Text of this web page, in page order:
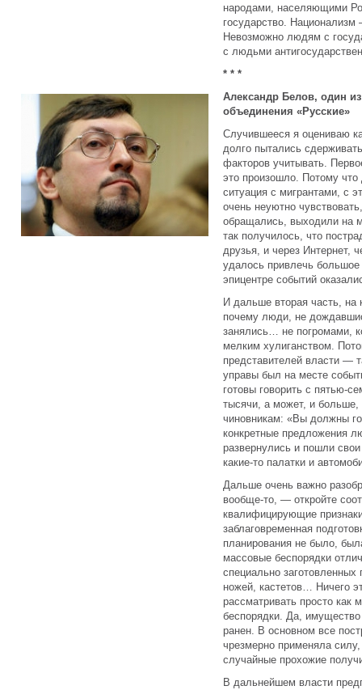
народами, населяющими
государство. Национализм
Невозможно людям с
с людьми
* * *
Александр Белов, один
объединения «Русские»
Случившееся я оцениваю
долго пытались
факторов учитывать.
это произошло. Потому
ситуация с мигрантами, с
очень неуютно
обращались, выходили на
так получилось, что
друзья, и через Интернет,
удалось привлечь
эпицентре событий
И дальше вторая часть,
почему люди, не
занялись… не погромами,
мелким хулиганством.
представителей власти —
управы был на месте
готовы говорить с пятью-
тысячи, а может, и
чиновникам: «Вы должны
конкретные предложения
развернулись и пошли
какие-то палатки и
Дальше очень важно
вообще-то, — откройте
квалифицирующие
заблаговременная
планирования не было,
массовые беспорядки
специально
ножей, кастетов… Ничего
рассматривать просто как
беспорядки. Да,
ранен. В основном все
чрезмерно применяла
случайные прохожие
В дальнейшем власти